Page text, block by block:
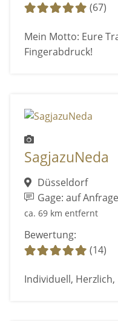
(67)
Mein Motto: Eure
Fingerabdruck!
SagjazuNeda
Düsseldorf
Gage: auf Anfrage
ca. 69 km entfernt
Bewertung:
(14)
Individuell,